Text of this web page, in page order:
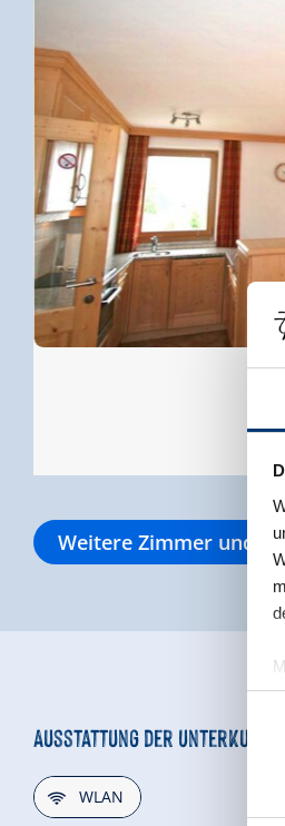
Weitere Zimmer und
Ausstattung der Unterkunft
🜉WLAN